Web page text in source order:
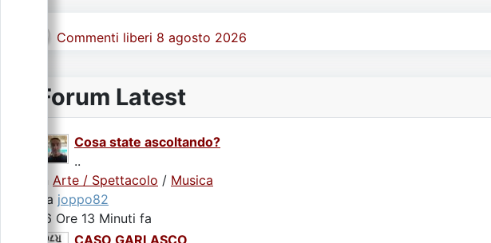
Commenti liberi 8 agosto 2026
Forum Latest
Cosa state ascoltando?
..
Arte / Spettacolo / Musica
da joppo82
16 Ore 13 Minuti fa